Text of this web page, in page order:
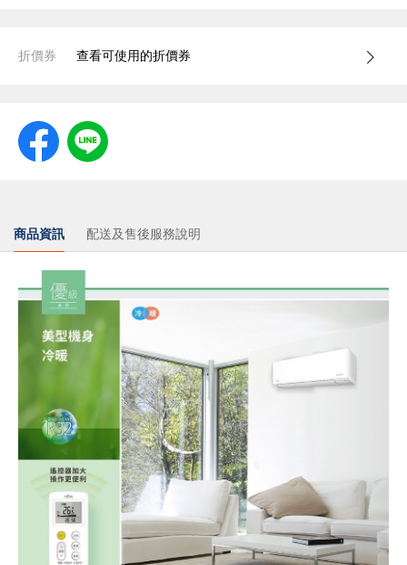
折價券 查看可使用的折價券
商品資訊 配送及售後服務說明